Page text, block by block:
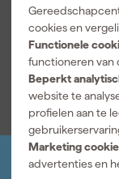
cookies en
Functionele
functioneren van
Beperkt
website te
profielen aan te
Marketing
advertenties en
Artikelnummer
Modelcode
Bekijk alle